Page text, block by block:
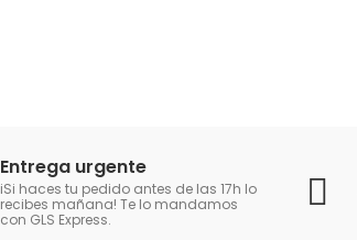
Entrega urgente
iSi haces tu pedido antes de las 17h lo
recibes mañana! Te lo mandamos
con GLS Express.